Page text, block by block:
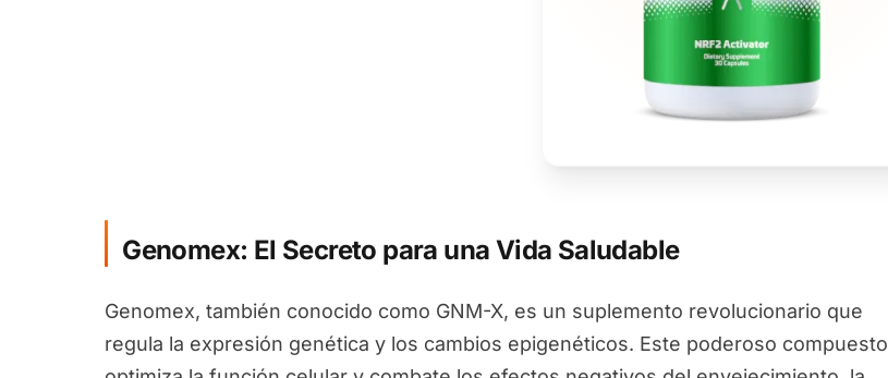
Genomex: El Secreto para una Vida Saludable
Genomex, también conocido como GNM-X, es un suplemento revolucionario que
regula la expresión genética y los cambios epigenéticos. Este poderoso compuesto